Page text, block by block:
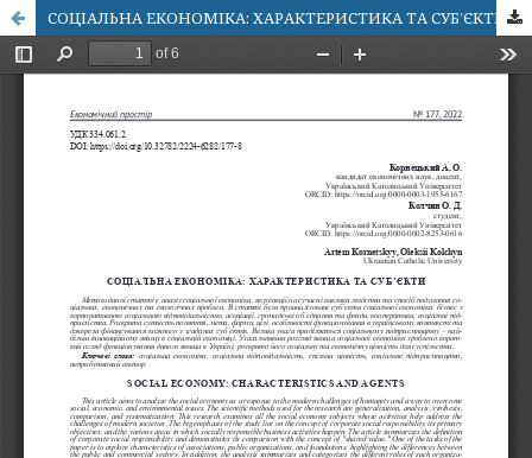
СОЦІАЛЬНА ЕКОНОМІКА: ХАРАКТЕРИСТИКА ТА СУБ’ЄКТИ